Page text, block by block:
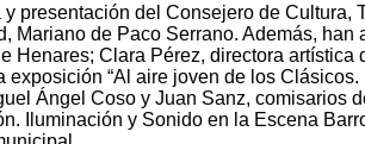
presentación del Consejero de Cultura,
Mariano de Paco Serrano. Además, han
Henares; Clara Pérez, directora artística
“Al aire joven de los Clásicos.
Ángel Coso y Juan Sanz, comisarios
Iluminación y Sonido en la Escena